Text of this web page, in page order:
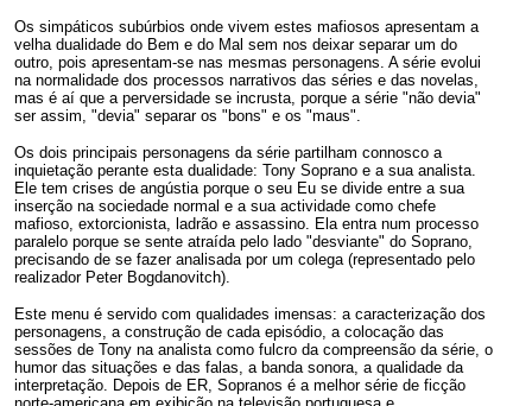
Os simpáticos subúrbios onde vivem estes mafiosos apresentam a
velha dualidade do Bem e do Mal sem nos deixar separar um do
outro, pois apresentam-se nas mesmas personagens. A série evolui
na normalidade dos processos narrativos das séries e das novelas,
mas é aí que a perversidade se incrusta, porque a série "não devia"
ser assim, "devia" separar os "bons" e os "maus".
Os dois principais personagens da série partilham connosco a
inquietação perante esta dualidade: Tony Soprano e a sua analista.
Ele tem crises de angústia porque o seu Eu se divide entre a sua
inserção na sociedade normal e a sua actividade como chefe
mafioso, extorcionista, ladrão e assassino. Ela entra num processo
paralelo porque se sente atraída pelo lado "desviante" do Soprano,
precisando de se fazer analisada por um colega (representado pelo
realizador Peter Bogdanovitch).
Este menu é servido com qualidades imensas: a caracterização dos
personagens, a construção de cada episódio, a colocação das
sessões de Tony na analista como fulcro da compreensão da série, o
humor das situações e das falas, a banda sonora, a qualidade da
interpretação. Depois de ER, Sopranos é a melhor série de ficção